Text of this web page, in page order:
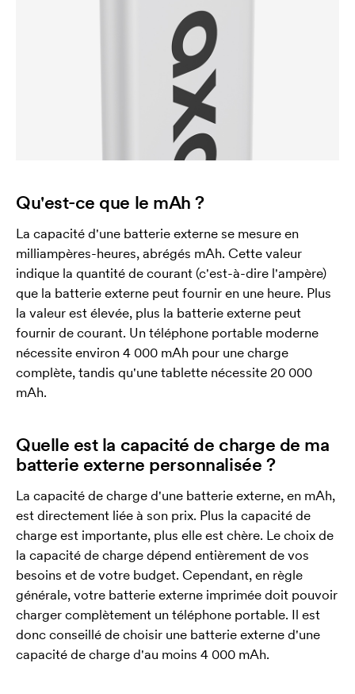
Qu'est-ce que le mAh ?
La capacité d'une batterie externe se mesure en
milliampères-heures, abrégés mAh. Cette valeur
indique la quantité de courant (c'est-à-dire l'ampère)
que la batterie externe peut fournir en une heure. Plus
la valeur est élevée, plus la batterie externe peut
fournir de courant. Un téléphone portable moderne
nécessite environ 4 000 mAh pour une charge
complète, tandis qu'une tablette nécessite 20 000
mAh.
Quelle est la capacité de charge de ma
batterie externe personnalisée ?
La capacité de charge d'une batterie externe, en mAh,
est directement liée à son prix. Plus la capacité de
charge est importante, plus elle est chère. Le choix de
la capacité de charge dépend entièrement de vos
besoins et de votre budget. Cependant, en règle
générale, votre batterie externe imprimée doit pouvoir
charger complètement un téléphone portable. Il est
donc conseillé de choisir une batterie externe d'une
capacité de charge d'au moins 4 000 mAh.